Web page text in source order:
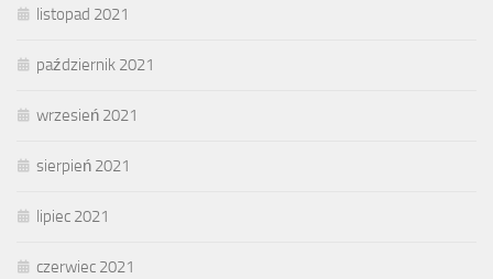
listopad 2021
październik 2021
wrzesień 2021
sierpień 2021
lipiec 2021
czerwiec 2021